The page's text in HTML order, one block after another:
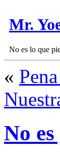
Mr.
No es lo que
«
No